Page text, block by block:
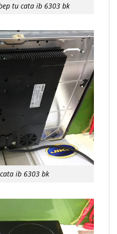
tu cata ib 6303 bk
ib 6303 bk